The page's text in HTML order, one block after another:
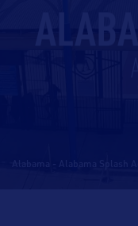
Alabama - Alabama Splash